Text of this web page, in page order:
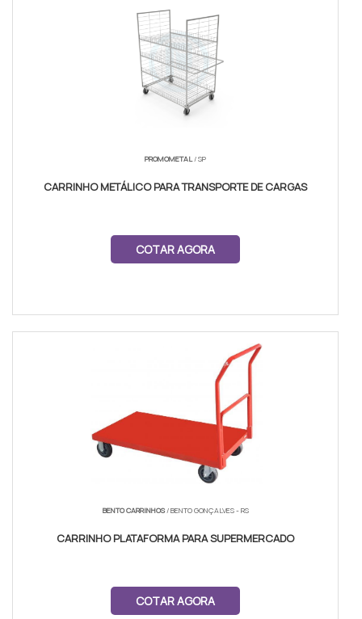
PROMOMETAL/ SP
CARRINHO METÁLICO PARA TRANSPORTE DE CARGAS
COTAR AGORA
BENTO CARRINHOS/ BENTO GONÇALVES - RS
CARRINHO PLATAFORMA PARA SUPERMERCADO
COTAR AGORA